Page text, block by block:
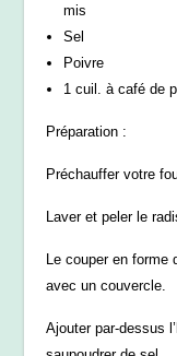
mis
Sel
Poivre
1 cuil. à café de
Préparation :
Préchauffer votre
Laver et peler le
Le couper en
avec un couvercle.
Ajouter par-dessus